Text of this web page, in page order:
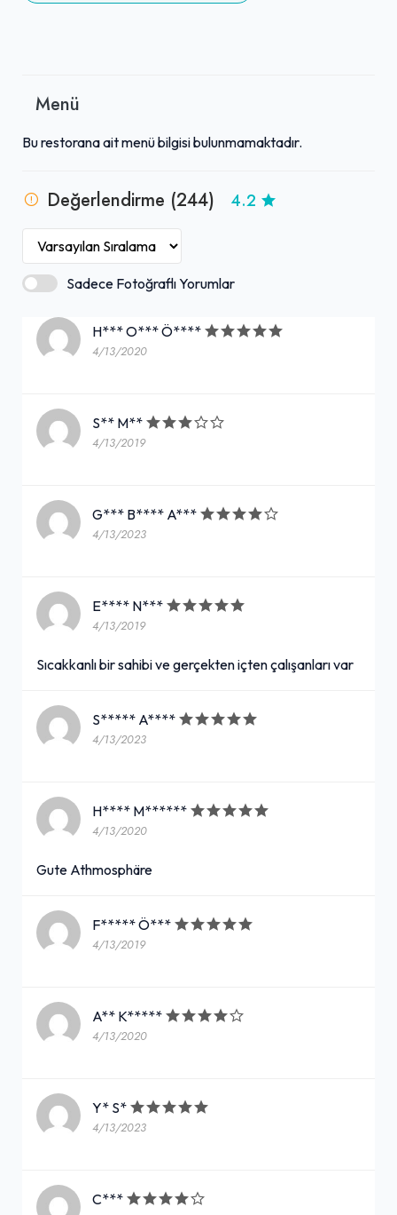
Menü
Bu restorana ait menü bilgisi bulunmamaktadır.
Değerlendirme (244) 4.2
Sadece Fotoğraflı Yorumlar
H*** O*** Ö****
4/13/2020
S** M**
4/13/2019
G*** B**** A***
4/13/2023
E**** N***
4/13/2019
Sıcakkanlı bir sahibi ve gerçekten içten çalışanları var
S***** A****
4/13/2023
H**** M******
4/13/2020
Gute Athmosphäre
F***** Ö***
4/13/2019
A** K*****
4/13/2020
Y* S*
4/13/2023
C***